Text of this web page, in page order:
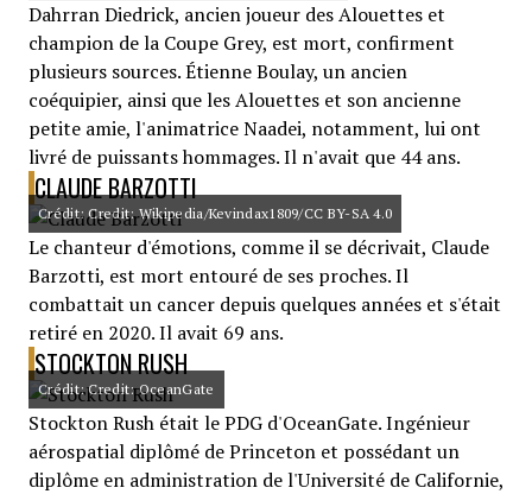
Dahrran Diedrick, ancien joueur des Alouettes et
champion de la Coupe Grey, est mort, confirment
plusieurs sources. Étienne Boulay, un ancien
coéquipier, ainsi que les Alouettes et son ancienne
petite amie, l'animatrice Naadei, notamment, lui ont
livré de puissants hommages. Il n'avait que 44 ans.
CLAUDE BARZOTTI
Crédit: Credit: Wikipedia/Kevindax1809/CC BY-SA 4.0
Le chanteur d'émotions, comme il se décrivait, Claude
Barzotti, est mort entouré de ses proches. Il
combattait un cancer depuis quelques années et s'était
retiré en 2020. Il avait 69 ans.
STOCKTON RUSH
Crédit: Credit: OceanGate
Stockton Rush était le PDG d'OceanGate. Ingénieur
aérospatial diplômé de Princeton et possédant un
diplôme en administration de l'Université de Californie,